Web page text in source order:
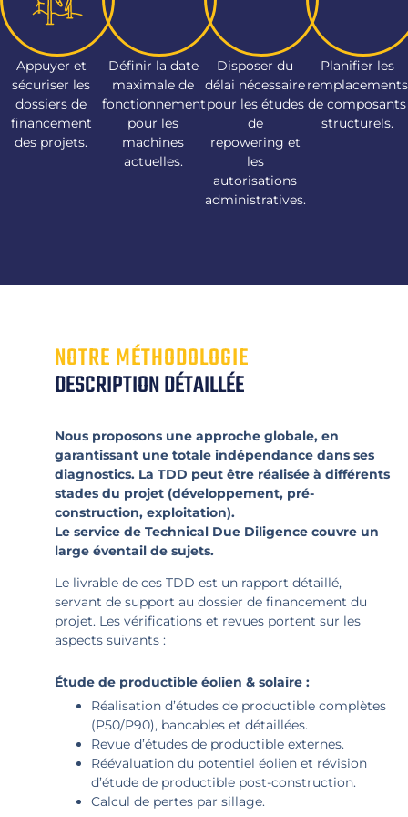
Appuyer et
sécuriser les
dossiers de
financement
des projets.
Définir la date
maximale de
fonctionnement
pour les
machines
actuelles.
Disposer du
délai nécessaire
pour les études
de
repowering et
les
autorisations
administratives.
Planifier les
remplacements
de composants
structurels.
NOTRE MÉTHODOLOGIE
DESCRIPTION DÉTAILLÉE
Nous proposons une approche globale, en
garantissant une totale indépendance dans ses
diagnostics. La TDD peut être réalisée à différents
stades du projet (développement, pré-
construction, exploitation).
Le service de Technical Due Diligence couvre un
large éventail de sujets.
Le livrable de ces TDD est un rapport détaillé,
servant de support au dossier de financement du
projet. Les vérifications et revues portent sur les
aspects suivants :
Étude de productible éolien & solaire :
Réalisation d’études de productible complètes
(P50/P90), bancables et détaillées.
Revue d’études de productible externes.
Réévaluation du potentiel éolien et révision
d’étude de productible post-construction.
Calcul de pertes par sillage.